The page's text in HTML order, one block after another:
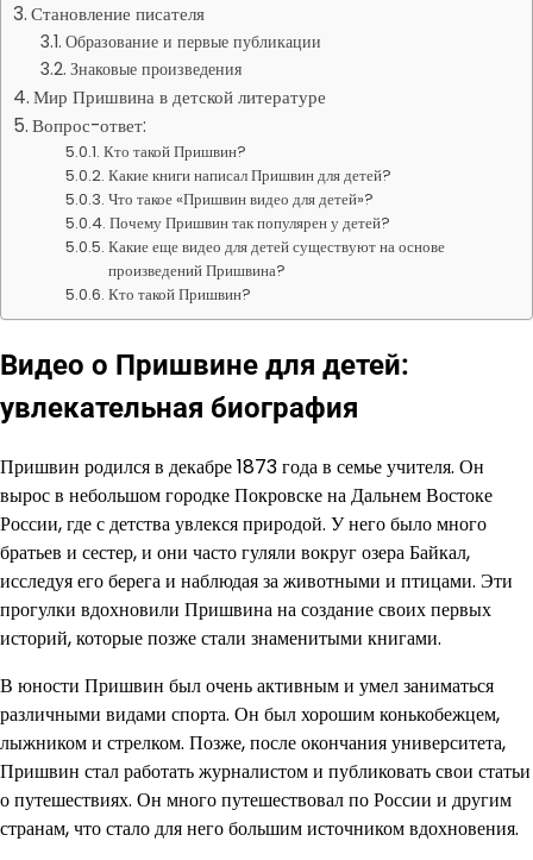
Становление писателя
Образование и первые публикации
Знаковые произведения
Мир Пришвина в детской литературе
Вопрос-ответ:
Кто такой Пришвин?
Какие книги написал Пришвин для детей?
Что такое «Пришвин видео для детей»?
Почему Пришвин так популярен у детей?
Какие еще видео для детей существуют на основе
произведений Пришвина?
Кто такой Пришвин?
Видео о Пришвине для детей:
увлекательная биография
Пришвин родился в декабре 1873 года в семье учителя. Он
вырос в небольшом городке Покровске на Дальнем Востоке
России, где с детства увлекся природой. У него было много
братьев и сестер, и они часто гуляли вокруг озера Байкал,
исследуя его берега и наблюдая за животными и птицами. Эти
прогулки вдохновили Пришвина на создание своих первых
историй, которые позже стали знаменитыми книгами.
В юности Пришвин был очень активным и умел заниматься
различными видами спорта. Он был хорошим конькобежцем,
лыжником и стрелком. Позже, после окончания университета,
Пришвин стал работать журналистом и публиковать свои статьи
о путешествиях. Он много путешествовал по России и другим
странам, что стало для него большим источником вдохновения.